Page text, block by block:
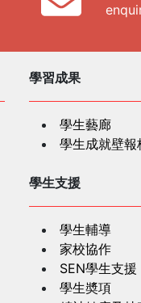
學習成果
學生藝廊
學生成就壁報
學生支援
學生輔導
家校協作
SEN學生支援
學生奬項